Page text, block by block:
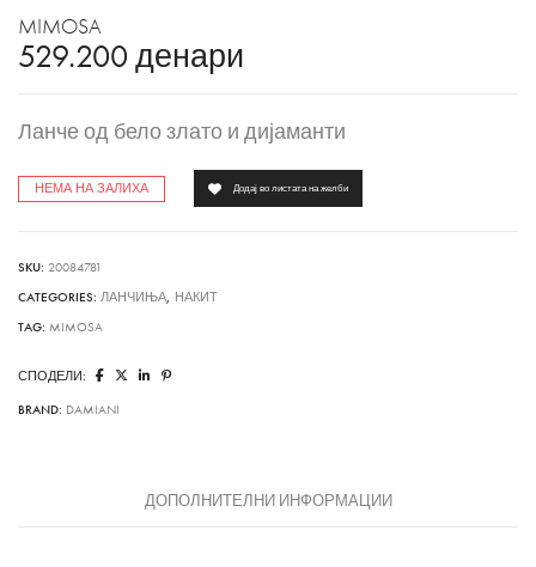
MIMOSA
529.200 денари
Ланче од бело злато и дијаманти
НЕМА НА ЗАЛИХА Додај во листата на желби
SKU: 20084781
CATEGORIES: ЛАНЧИЊА, НАКИТ
TAG: MIMOSA
СПОДЕЛИ:
BRAND: DAMIANI
ДОПОЛНИТЕЛНИ ИНФОРМАЦИИ